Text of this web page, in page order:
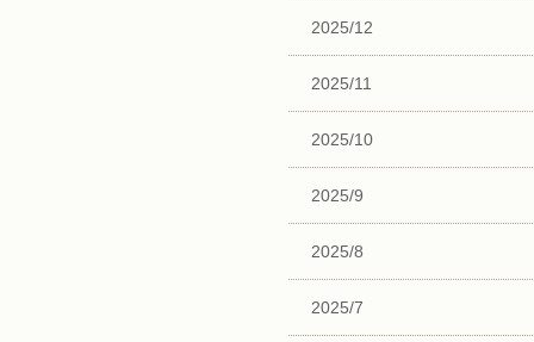
2025/12
2025/11
2025/10
2025/9
2025/8
2025/7